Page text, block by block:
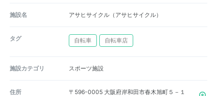
施設名 アサヒサイクル（アサヒサイクル）
タグ 自転車 自転車店
施設カテゴリ スポーツ施設
住所
〒596-0005 大阪府岸和田市春木旭町５－１